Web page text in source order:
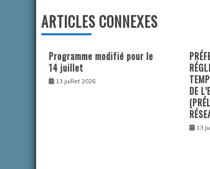
l’article
ARTICLES CONNEXES
Programme modifié pour le
14 juillet
13 juillet 2026
DE
13